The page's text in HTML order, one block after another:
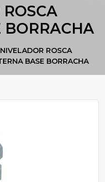
BORRACHA
ROSCA
BASE BORRACHA